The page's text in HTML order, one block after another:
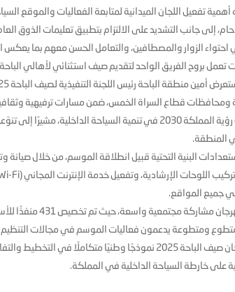
تفعيل اللجان الميدانية لمتابعة الفعاليات والموقع
إلى جانب التشديد على الالتزام بتطبيق تعليمات الذوق
الزوار والمصطافين، والتعامل الحسن معهم بما يعكس
تعمل بروح الفريق الواحد لتقديم صيف استثنائي لأهالي
ومحافظات قطاع السراة الخمس، ضمن مسارات ترفيهية
مستهدفات رؤية المملكة 2030 في تنمية السياحة
المنطقة.
البنية التحتية قبيل انطلاقة الموسم، من خلال صيانة
جميع المواقع.
ويمثل مهرجان صيف الباحة 2025 نموذجًا وطنيًا
على خارطة السياحة الداخلية في المملكة.